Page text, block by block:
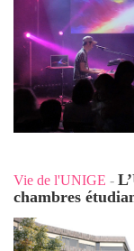
Vie de l'UNIGE -
chambres